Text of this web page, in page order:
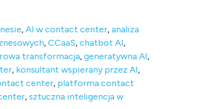
,AI w contact center,analiza
,CCaaS,chatbot AI,
transformacja,generatywna AI,
, konsultant wspierany przez AI,
center, platforma contact
,sztuczna inteligencja w